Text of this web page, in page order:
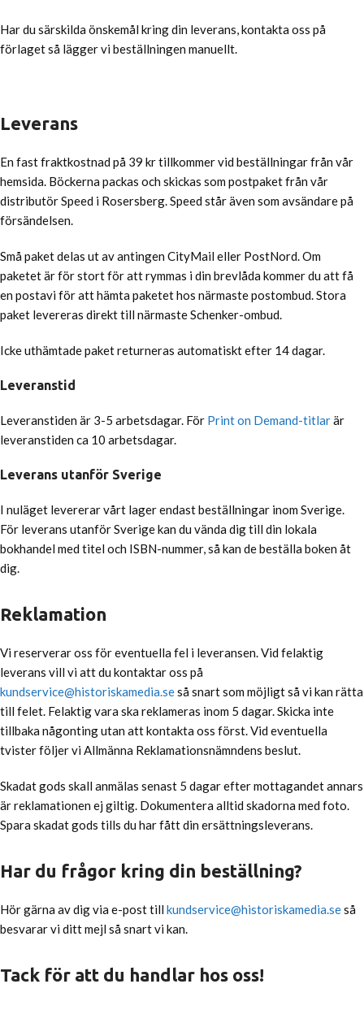
Har du särskilda önskemål kring din leverans, kontakta oss på
förlaget så lägger vi beställningen manuellt.
Leverans
En fast fraktkostnad på 39 kr tillkommer vid beställningar från vår
hemsida. Böckerna packas och skickas som postpaket från vår
distributör Speed i Rosersberg. Speed står även som avsändare på
försändelsen.
Små paket delas ut av antingen CityMail eller PostNord. Om
paketet är för stort för att rymmas i din brevlåda kommer du att få
en postavi för att hämta paketet hos närmaste postombud. Stora
paket levereras direkt till närmaste Schenker-ombud.
Icke uthämtade paket returneras automatiskt efter 14 dagar.
Leveranstid
Leveranstiden är 3-5 arbetsdagar. För Print on Demand-titlarär
leveranstiden ca 10 arbetsdagar.
Leverans utanför Sverige
I nuläget levererar vårt lager endast beställningar inom Sverige.
För leverans utanför Sverige kan du vända dig till din lokala
bokhandel med titel och ISBN-nummer, så kan de beställa boken åt
dig.
Reklamation
Vi reserverar oss för eventuella fel i leveransen. Vid felaktig
leverans vill vi att du kontaktar oss på
kundservice@historiskamedia.seså snart som möjligt så vi kan rätta
till felet. Felaktig vara ska reklameras inom 5 dagar. Skicka inte
tillbaka någonting utan att kontakta oss först. Vid eventuella
tvister följer vi Allmänna Reklamationsnämndens beslut.
Skadat gods skall anmälas senast 5 dagar efter mottagandet annars
är reklamationen ej giltig. Dokumentera alltid skadorna med foto.
Spara skadat gods tills du har fått din ersättningsleverans.
Har du frågor kring din beställning?
Hör gärna av dig via e-post till kundservice@historiskamedia.seså
besvarar vi ditt mejl så snart vi kan.
Tack för att du handlar hos oss!